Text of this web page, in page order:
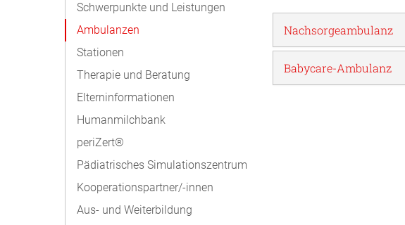
Desktop
Schwerpunkte und Leistungen
Ambulanzen
Stationen
Therapie und Beratung
Elterninformationen
Humanmilchbank
periZert®
Pädiatrisches Simulationszentrum
Kooperationspartner/-innen
Aus- und Weiterbildung
Nachsorgeambulanz
Babycare-Ambulanz